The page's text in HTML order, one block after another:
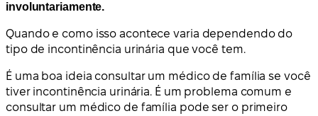
involuntariamente.
Quando e como isso acontece varia dependendo do
tipo de incontinência urinária que você tem.
É uma boa ideia consultar um médico de família se você
tiver incontinência urinária. É um problema comum e
consultar um médico de família pode ser o primeiro